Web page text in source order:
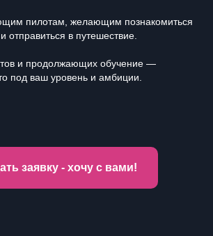
пилотам, желающим познакомиться
отправиться в путешествие.
и продолжающих обучение —
под ваш уровень и амбиции.
заявку - хочу с вами!